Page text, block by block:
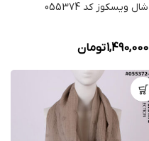
شال ویسکوز کد 055374
1,490,000تومان